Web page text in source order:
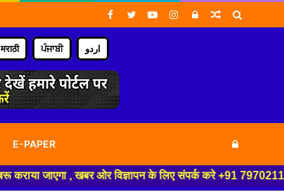
Random
Log
Instagram
YouTube
Twitter
Facebook
मराठी ਪੰਜਾਬੀ اردو
E-PAPER Log
In
, खबर ओर विज्ञापन के लिए संपर्क करे +91 7970211817